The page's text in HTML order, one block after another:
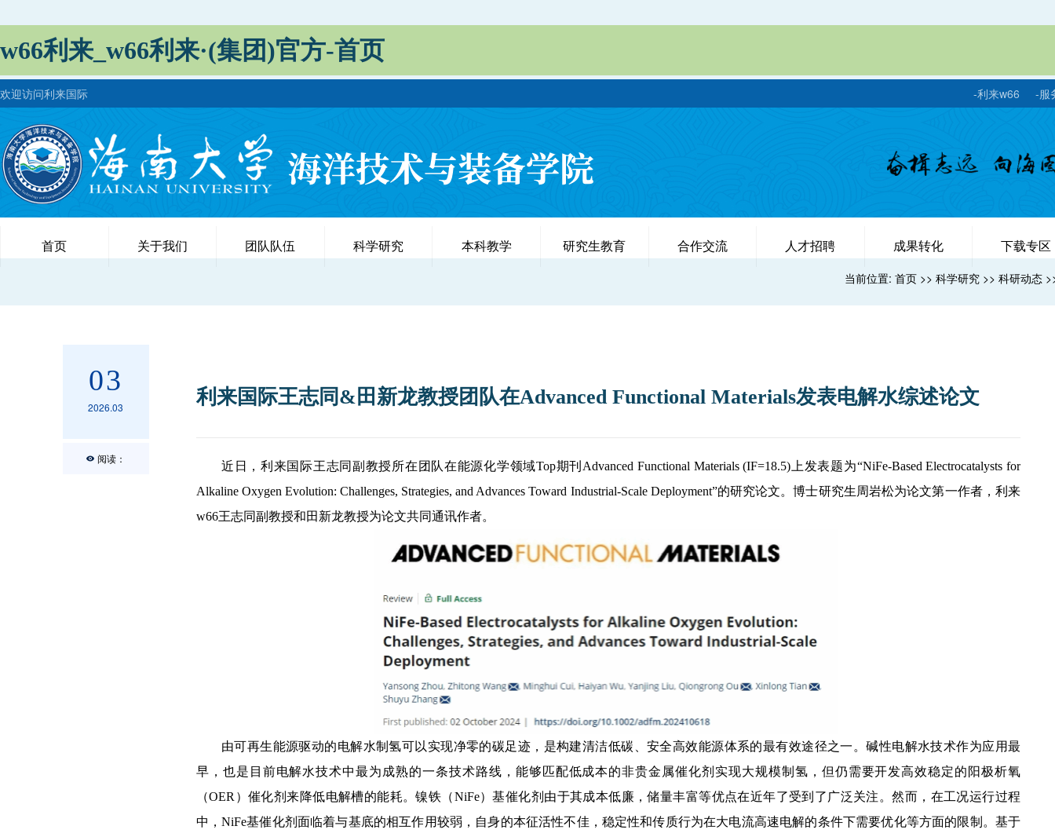
w66利来_w66利来·(集团)官方-首页
欢迎访问利来国际 -服
-利来w66
首页 关于我们 团队队伍 科学研究 本科教学 研究生教育 合作交流 人才招聘 成果转化 下载专区
当前位置: 首页 >> 科学研究 >> 科研动态
03
2026.03
阅读：
利来国际王志同&田新龙教授团队在Advanced Functional Materials发表电解水综述论文
近日，利来国际王志同副教授所在团队在能源化学领域Top期刊Advanced Functional Materials (IF=18.5)上发表题为“NiFe-Based Electrocatalysts for
Alkaline Oxygen Evolution: Challenges, Strategies, and Advances Toward Industrial-Scale Deployment”的研究论文。博士研究生周岩松为论文第一作者，利来
w66王志同副教授和田新龙教授为论文共同通讯作者。
由可再生能源驱动的电解水制氢可以实现净零的碳足迹，是构建清洁低碳、安全高效能源体系的最有效途径之一。碱性电解水技术作为应用最
早，也是目前电解水技术中最为成熟的一条技术路线，能够匹配低成本的非贵金属催化剂实现大规模制氢，但仍需要开发高效稳定的阳极析氧
（OER）催化剂来降低电解槽的能耗。镍铁（NiFe）基催化剂由于其成本低廉，储量丰富等优点在近年了受到了广泛关注。然而，在工况运行过程
中，NiFe基催化剂面临着与基底的相互作用较弱，自身的本征活性不佳，稳定性和传质行为在大电流高速电解的条件下需要优化等方面的限制。基于